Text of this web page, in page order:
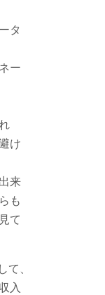
タ
ー
け
来
も
て
て、
入